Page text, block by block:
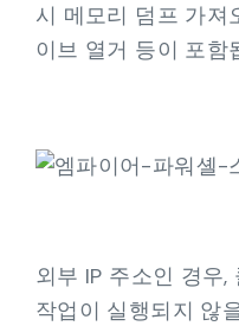
시 메모리 덤프 가져
이브 열거 등이 포함
외부 IP 주소인 경우
작업이 실행되지 않